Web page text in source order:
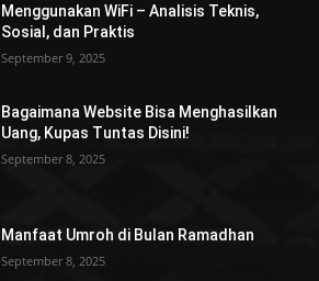
Menggunakan WiFi – Analisis Teknis,
Sosial, dan Praktis
September 9, 2025
Bagaimana Website Bisa Menghasilkan
Uang, Kupas Tuntas Disini!
September 8, 2025
Manfaat Umroh di Bulan Ramadhan
September 8, 2025